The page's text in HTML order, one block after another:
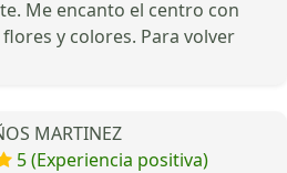
Me encanto el centro con
y colores. Para volver
MARTINEZ
5 (Experiencia positiva)